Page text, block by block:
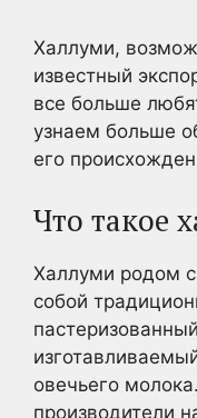
Халлуми,
известный
все больше
узнаем больше
его
Что такое
Халлуми родом
собой
овечьего
производители